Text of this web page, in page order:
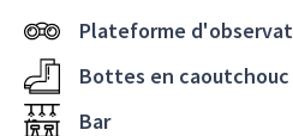
Plateforme
Bottes en caoutchouc
Bar